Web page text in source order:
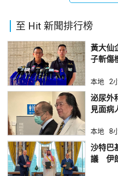
至 Hit 新聞排行榜
黃大仙
子斬傷
本地 2
泌尿外
見面
本地 8
沙特巴
議 伊